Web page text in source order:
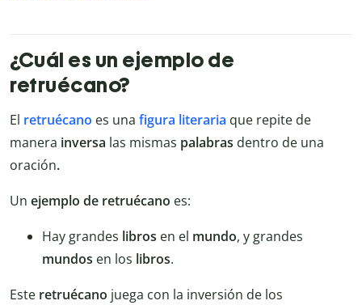
¿Cuál es un ejemplo de
retruécano?
El retruécano es una figura literaria que repite de
manera inversa las mismas palabras dentro de una
oración.
Un ejemplo de retruécano es:
Hay grandes libros en el mundo, y grandes
mundos en los libros.
Este retruécano juega con la inversión de los